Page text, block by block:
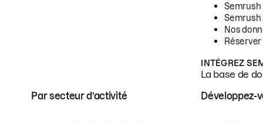
Semrush
Semrush
Nos
INTÉGREZ
La base de
Par secteur d’activité Développez-